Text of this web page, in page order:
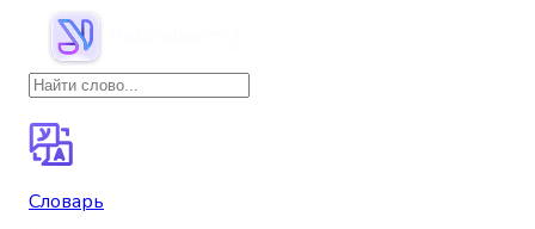
Словарь